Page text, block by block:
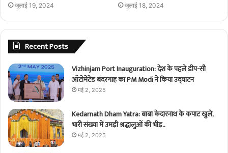
जुलाई 19, 2024 जुलाई 18, 2024
Recent Posts
Vizhinjam Port Inauguration: देश के पहले डीप-सी
ऑटोमेटेड बंदरगाह का PM Modi ने किया उद्घाटन
मई 2, 2025
Kedarnath Dham Yatra: बाबा केदारनाथ के कपाट खुले,
भारी संख्या में उमड़ी श्रद्धालुओं की भीड़..
मई 2, 2025